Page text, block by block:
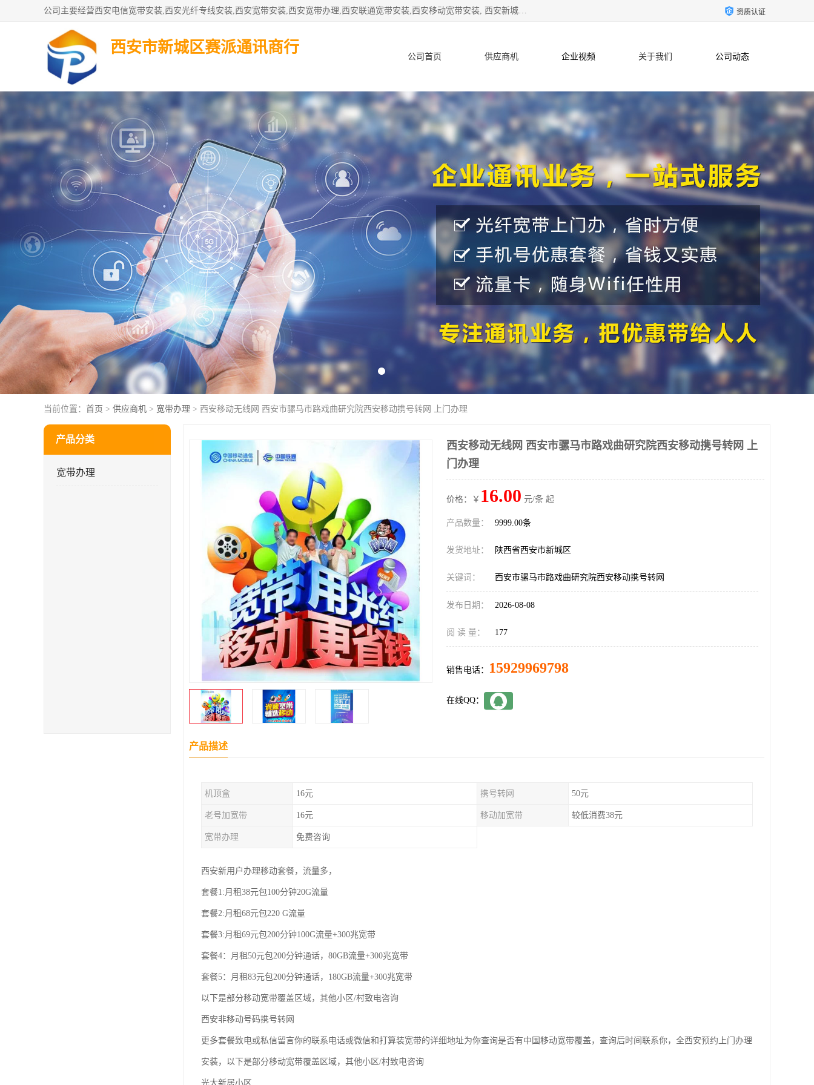
公司主要经营西安电信宽带安装,西安光纤专线安装,西安宽带安装,西安宽带办理,西安联通宽带安装,西安移动宽带安装, 西安新城赛派通讯商行从事西安地区的联通，移动，电信宽带安装，光纤专线安装，宽带办理等业务 资质认证
西安市新城区赛派通讯商行
公司首页 供应商机 企业视频 关于我们 公司动态
产品知识 客户案例 联系方式
当前位置： 首页 > 供应商机 > 宽带办理 > 西安移动无线网 西安市骡马市路戏曲研究院西安移动携号转网 上门办理
产品分类
宽带办理
西安移动无线网 西安市骡马市路戏曲研究院西安移动携号转网 上
门办理
价格：￥ 16.00 元/条 起
产品数量： 9999.00条
发货地址： 陕西省西安市新城区
关键词： 西安市骡马市路戏曲研究院西安移动携号转网
发布日期： 2026-08-08
阅 读 量： 177
销售电话： 15929969798
在线QQ：
产品描述
机顶盒 16元 携号转网 50元
老号加宽带 16元 移动加宽带 较低消费38元
宽带办理 免费咨询
西安新用户办理移动套餐，流量多，
套餐1:月租38元包100分钟20G流量
套餐2:月租68元包220 G流量
套餐3:月租69元包200分钟100G流量+300兆宽带
套餐4：月租50元包200分钟通话，80GB流量+300兆宽带
套餐5：月租83元包200分钟通话，180GB流量+300兆宽带
以下是部分移动宽带覆盖区域，其他小区/村致电咨询
西安非移动号码携号转网
更多套餐致电或私信留言你的联系电话或微信和打算装宽带的详细地址为你查询是否有中国移动宽带覆盖，查询后时间联系你，全西安预约上门办理
安装，以下是部分移动宽带覆盖区域，其他小区/村致电咨询
光大新居小区